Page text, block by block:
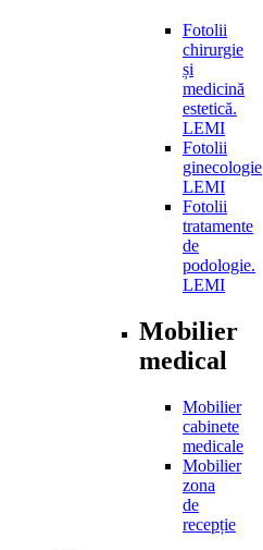
Fotolii
chirurgie
și
medicină
estetică.
LEMI
Fotolii
ginecologie
LEMI
Fotolii
tratamente
de
podologie.
LEMI
Mobilier
medical
Mobilier
cabinete
medicale
Mobilier
zona
de
recepție